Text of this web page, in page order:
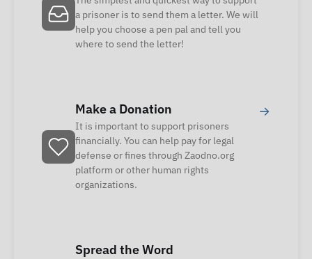
a prisoner is to send them a letter. We will
help you choose a pen pal and tell you
where to send the letter!
Make a Donation
It is important to support prisoners
financially. You can help pay for legal
defense or fines through Zaodno.org
platform or other human rights
organizations.
→
Spread the Word